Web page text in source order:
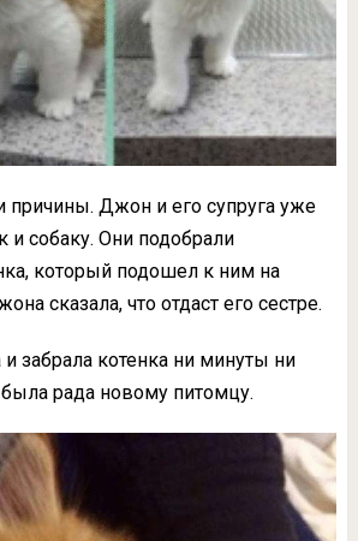
причины. Джон и его супруга уже
и собаку. Они подобрали
который подошел к ним на
сказала, что отдаст его сестре.
забрала котенка ни минуты ни
рада новому питомцу.